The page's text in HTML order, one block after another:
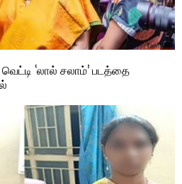
‘லால் சலாம்’ படத்தை